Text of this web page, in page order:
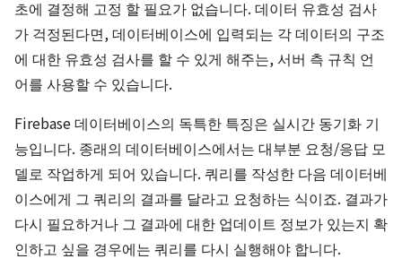
초에 결정해 고정 할 필요가 없습니다. 데이터 유효성 검사
가 걱정된다면, 데이터베이스에 입력되는 각 데이터의 구조
에 대한 유효성 검사를 할 수 있게 해주는, 서버 측 규칙 언
어를 사용할 수 있습니다.
Firebase 데이터베이스의 독특한 특징은 실시간 동기화 기
능입니다. 종래의 데이터베이스에서는 대부분 요청/응답 모
델로 작업하게 되어 있습니다. 쿼리를 작성한 다음 데이터베
이스에게 그 쿼리의 결과를 달라고 요청하는 식이죠. 결과가
다시 필요하거나 그 결과에 대한 업데이트 정보가 있는지 확
인하고 싶을 경우에는 쿼리를 다시 실행해야 합니다.